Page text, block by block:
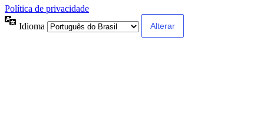
Política de privacidade
Idioma